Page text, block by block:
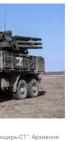
С1". Архивное